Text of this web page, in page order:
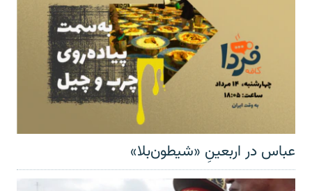
عباس در اربعینِ «شیطون‌بلا»